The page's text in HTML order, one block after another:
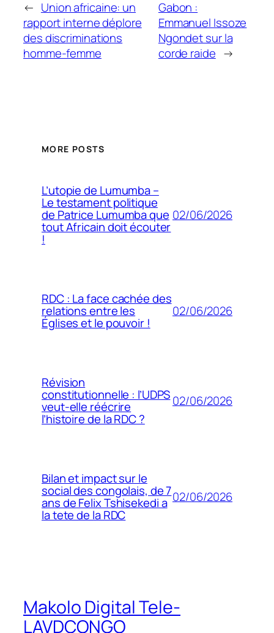
← Union africaine: un
rapport interne déplore
des discriminations
homme-femme
Gabon :
Emmanuel Issoze
Ngondet sur la
corde raide →
MORE POSTS
L’utopie de Lumumba –
Le testament politique
de Patrice Lumumba que
tout Africain doit écouter
!
02/06/2026
RDC : La face cachée des
relations entre les
Églises et le pouvoir !
02/06/2026
Révision
constitutionnelle : l’UDPS
veut-elle réécrire
l’histoire de la RDC ?
02/06/2026
Bilan et impact sur le
social des congolais, de 7
ans de Felix Tshisekedi a
la tete de la RDC
02/06/2026
Makolo Digital Tele-
LAVDCONGO